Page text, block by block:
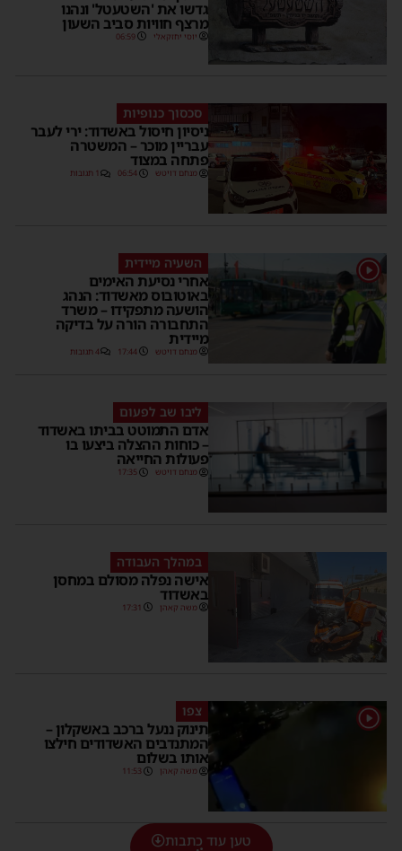
גדשו את 'השטעטל' ונהנו
מרצף חוויות סביב השעון
יוסי יחזקאלי 06:59
סכסוך כנופיות
ניסיון חיסול באשדוד: ירי לעבר
עבריין מוכר – המשטרה
פתחה במצוד
מנחם דויטש 06:54 1 תגובות
1 השעיה מיידית
אחרי נסיעת האימים
באוטובוס מאשדוד: הנהג
הושעה מתפקידו – משרד
התחבורה הורה על בדיקה
מיידית
מנחם דויטש 17:44 4 תגובות
ליבו שב לפעום
אדם התמוטט בביתו באשדוד
– כוחות ההצלה ביצעו בו
פעולות החייאה
מנחם דויטש 17:35
במהלך העבודה
אישה נפלה מסולם במחסן
באשדוד
משה קאהן 17:31
1 צפו
תינוק ננעל ברכב באשקלון –
המתנדבים האשדודים חילצו
אותו בשלום
משה קאהן 11:53
טען עוד כתבות